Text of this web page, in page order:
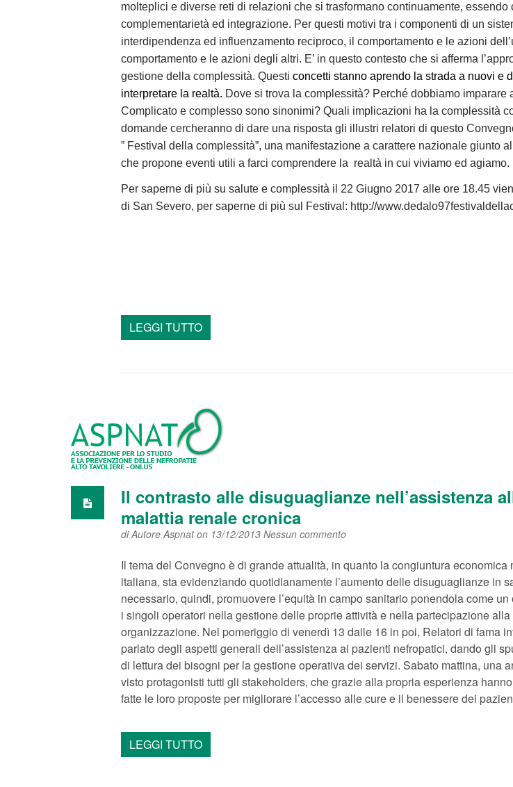
molteplici e diverse reti di relazioni che si trasformano continuamente, essendo
complementarietà ed integrazione. Per questi motivi tra i componenti di un
interdipendenza ed influenzamento reciproco, il comportamento e le azioni
comportamento e le azioni degli altri. E’ in questo contesto che si afferma
gestione della complessità. Questi concetti stanno aprendo la strada a nuovi e
interpretare la realtà. Dove si trova la complessità? Perché dobbiamo imparare
Complicato e complesso sono sinonimi? Quali implicazioni ha la complessità
domande cercheranno di dare una risposta gli illustri relatori di questo
” Festival della complessità”, una manifestazione a carattere nazionale giunto
che propone eventi utili a farci comprendere la realtà in cui viviamo ed agiamo.
Per saperne di più su salute e complessità il 22 Giugno 2017 alle ore 18.45
di San Severo, per saperne di più sul Festival: http://
LEGGI TUTTO
Il contrasto alle disuguaglianze nell’assistenza
malattia renale cronica
diAutore Aspnaton 13/12/2013 Nessun commento
Il tema del Convegno è di grande attualità, in quanto la congiuntura
italiana, sta evidenziando quotidianamente l’aumento delle disuguaglianze in
necessario, quindi, promuovere l’equità in campo sanitario ponendola come
i singoli operatori nella gestione delle proprie attività e nella partecipazione
organizzazione. Nel pomeriggio di venerdì 13 dalle 16 in poi, Relatori di fama
parlato degli aspetti generali dell’assistenza ai pazienti nefropatici, dando gli
di lettura dei bisogni per la gestione operativa dei servizi. Sabato mattina, una
visto protagonisti tutti gli stakeholders, che grazie alla propria esperienza
fatte le loro proposte per migliorare l’accesso alle cure e il benessere dei
LEGGI TUTTO